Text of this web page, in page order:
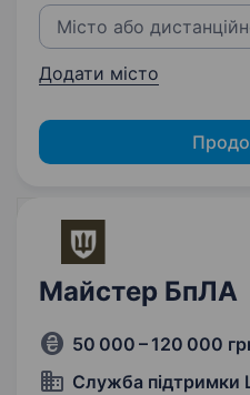
Додати місто
Майстер БпЛА
50 000 – 120 000
Служба підтримки